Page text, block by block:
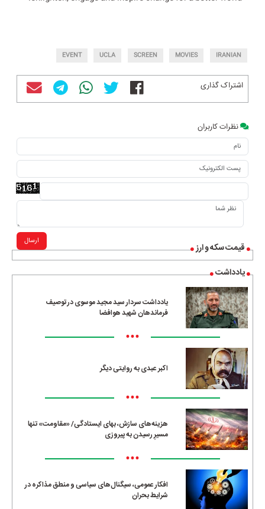
قیمت سکه و ارز
یادداشت
یادداشت سردار سید مجید موسوی در توصیف
فرماندهان شهید هوافضا
•••
اکبر عبدی به روایتی دیگر
•••
هزینه‌های سازش، بهای ایستادگی/ «مقاومت» تنها
مسیرِ رسیدن به پیروزی
•••
افکار عمومی، سیگنال‌های سیاسی و منطق مذاکره در
شرایط بحران
IRANIAN
MOVIES
SCREEN
UCLA
EVENT
اشتراک گذاری
نظرات کاربران
ارسال